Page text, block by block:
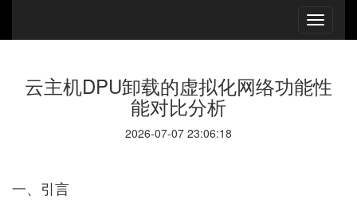
云主机DPU卸载的虚拟化网络功能性
能对比分析
2026-07-07 23:06:18
一、引言